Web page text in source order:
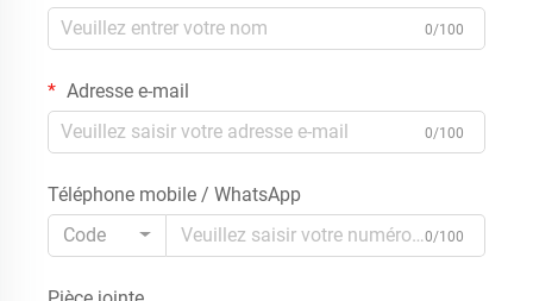
0/100
Adresse e-mail
0/100
Téléphone mobile / WhatsApp
Code
0/100